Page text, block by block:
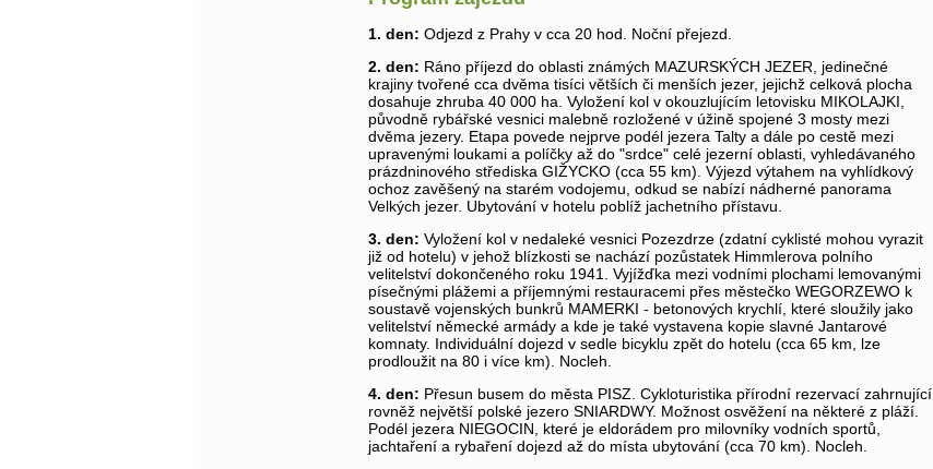
1. den: Odjezd z Prahy v cca 20 hod. Noční přejezd.
2. den: Ráno příjezd do oblasti známých MAZURSKÝCH JEZER, jedinečné
krajiny tvořené cca dvěma tisíci větších či menších jezer, jejichž celková plocha
dosahuje zhruba 40 000 ha. Vyložení kol v okouzlujícím letovisku MIKOLAJKI,
původně rybářské vesnici malebně rozložené v úžině spojené 3 mosty mezi
dvěma jezery. Etapa povede nejprve podél jezera Talty a dále po cestě mezi
upravenými loukami a políčky až do "srdce" celé jezerní oblasti, vyhledávaného
prázdninového střediska GIŽYCKO (cca 55 km). Výjezd výtahem na vyhlídkový
ochoz zavěšený na starém vodojemu, odkud se nabízí nádherné panorama
Velkých jezer. Ubytování v hotelu poblíž jachetního přístavu.
3. den: Vyložení kol v nedaleké vesnici Pozezdrze (zdatní cyklisté mohou vyrazit
již od hotelu) v jehož blízkosti se nachází pozůstatek Himmlerova polního
velitelství dokončeného roku 1941. Vyjížďka mezi vodními plochami lemovanými
písečnými plážemi a příjemnými restauracemi přes městečko WEGORZEWO k
soustavě vojenských bunkrů MAMERKI - betonových krychlí, které sloužily jako
velitelství německé armády a kde je také vystavena kopie slavné Jantarové
komnaty. Individuální dojezd v sedle bicyklu zpět do hotelu (cca 65 km, lze
prodloužit na 80 i více km). Nocleh.
4. den: Přesun busem do města PISZ. Cykloturistika přírodní rezervací zahrnující
rovněž největší polské jezero SNIARDWY. Možnost osvěžení na některé z pláží.
Podél jezera NIEGOCIN, které je eldorádem pro milovníky vodních sportů,
jachtaření a rybaření dojezd až do místa ubytování (cca 70 km). Nocleh.